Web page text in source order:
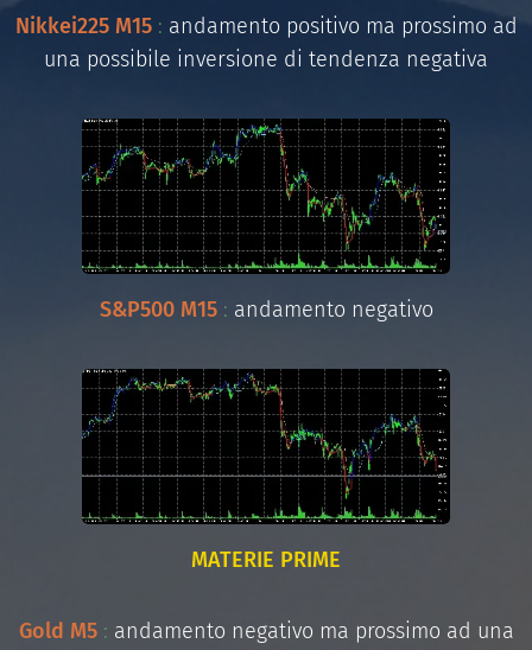
Nikkei225 M15 : andamento positivo ma prossimo ad
una possibile inversione di tendenza negativa
S&P500 M15 : andamento negativo
MATERIE PRIME
Gold M5 : andamento negativo ma prossimo ad una